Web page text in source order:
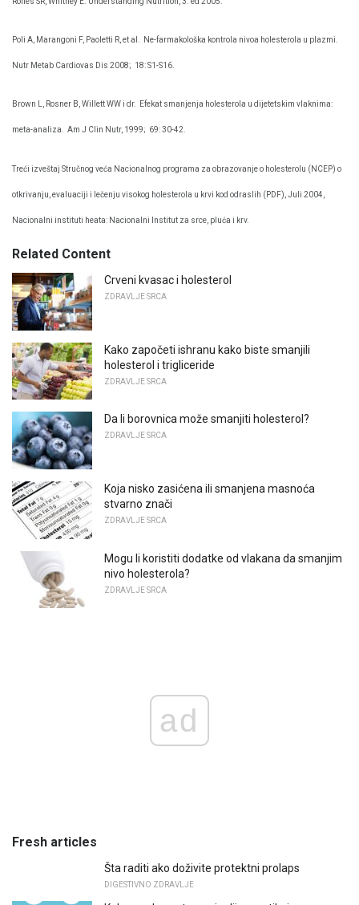
Poli A, Marangoni F, Paoletti R, et al. Ne-farmakološka kontrola nivoa holesterola u plazmi.
Nutr Metab Cardiovas Dis 2008; 18: S1-S16.
Brown L, Rosner B, Willett WW i dr. Efekat smanjenja holesterola u dijetetskim vlaknima:
meta-analiza. Am J Clin Nutr, 1999; 69: 30-42.
Treći izveštaj Stručnog veća Nacionalnog programa za obrazovanje o holesterolu (NCEP) o
otkrivanju, evaluaciji i lečenju visokog holesterola u krvi kod odraslih (PDF), Juli 2004,
Nacionalni instituti heata: Nacionalni Institut za srce, pluća i krv.
Related Content
Crveni kvasac i holesterol
ZDRAVLJE SRCA
Kako započeti ishranu kako biste smanjili
holesterol i trigliceride
ZDRAVLJE SRCA
Da li borovnica može smanjiti holesterol?
ZDRAVLJE SRCA
Koja nisko zasićena ili smanjena masnoća
stvarno znači
ZDRAVLJE SRCA
Mogu li koristiti dodatke od vlakana da smanjim
nivo holesterola?
ZDRAVLJE SRCA
ad
Fresh articles
Šta raditi ako doživite protektni prolaps
DIGESTIVNO ZDRAVLJE